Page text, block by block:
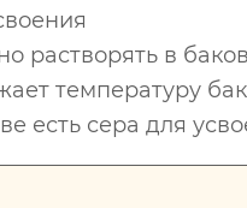
растворять в
температуру
есть сера для